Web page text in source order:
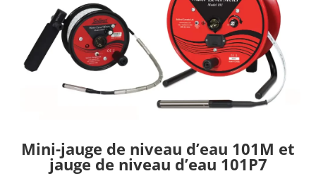
Mini-jauge de niveau d’eau 101M et
jauge de niveau d’eau 101P7